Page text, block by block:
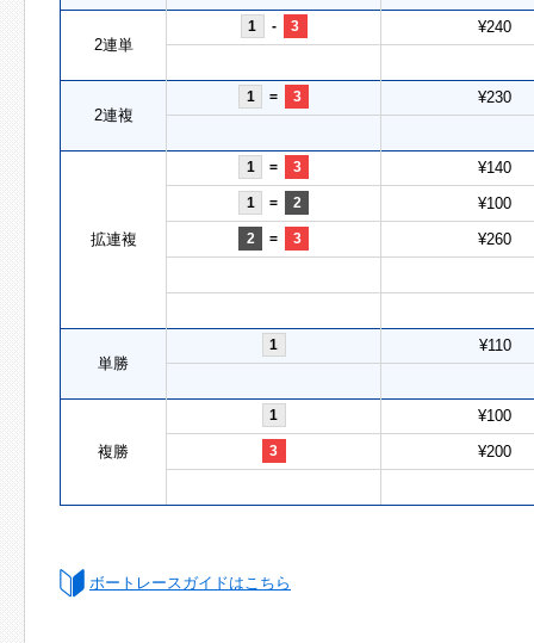
2連単
1 - 3 ¥240
2連複
1 = 3 ¥230
拡連複
1 = 3 ¥140
1 = 2 ¥100
2 = 3 ¥260
単勝
1 ¥110
複勝
1 ¥100
3 ¥200
ボートレースガイドはこちら